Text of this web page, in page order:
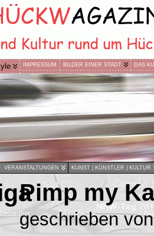
IMPRESSUM BILDER EINER STADT DAS
VERANSTALTUNGEN KUNST | KÜNSTLER | KULTUR
Pimp my
geschrieben